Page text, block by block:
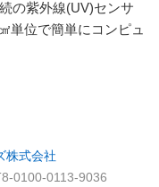
の紫外線(UV)センサ
単位で簡単にコンピュ
株式会社
0100-0113-9036